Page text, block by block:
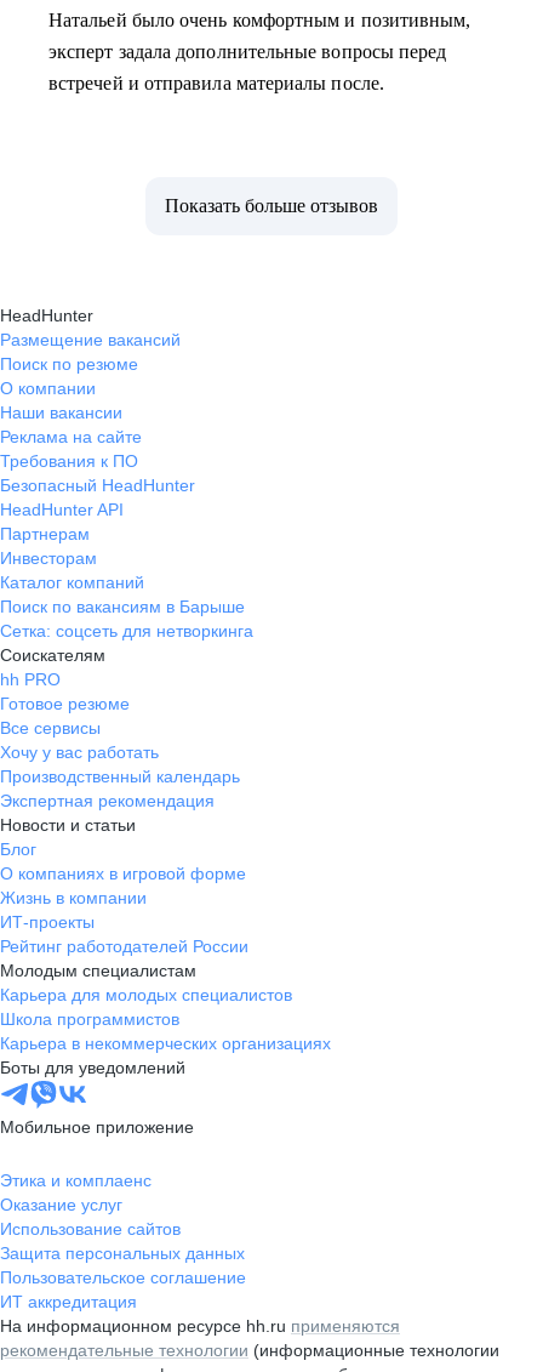
Натальей было очень комфортным и позитивным,
эксперт задала дополнительные вопросы перед
встречей и отправила материалы после.
Показать больше отзывов
HeadHunter
Размещение вакансий
Поиск по резюме
О компании
Наши вакансии
Реклама на сайте
Требования к ПО
Безопасный HeadHunter
HeadHunter API
Партнерам
Инвесторам
Каталог компаний
Поиск по вакансиям в Барыше
Сетка: соцсеть для нетворкинга
Соискателям
hh PRO
Готовое резюме
Все сервисы
Хочу у вас работать
Производственный календарь
Экспертная рекомендация
Новости и статьи
Блог
О компаниях в игровой форме
Жизнь в компании
ИТ-проекты
Рейтинг работодателей России
Молодым специалистам
Карьера для молодых специалистов
Школа программистов
Карьера в некоммерческих организациях
Боты для уведомлений
Мобильное приложение
Этика и комплаенс
Оказание услуг
Использование сайтов
Защита персональных данных
Пользовательское соглашение
ИТ аккредитация
На информационном ресурсе hh.ru применяются
рекомендательные технологии (информационные технологии